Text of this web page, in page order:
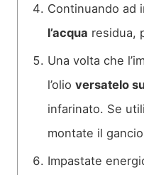
Continuando ad
l’acqua residua,
Una volta che
l’olio versatelo
infarinato. Se
montate il
Impastate